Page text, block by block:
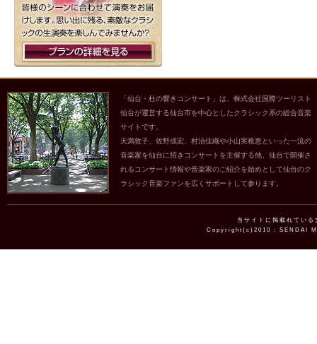
「仙台・杜の響きコンサート」は、株式会社国際ツーリスト
仙台が運営する仙台市を中心としたクラシック系の総合音楽
サイトです。
天満敦子、佐野成宏、村治佳織や小山実稚恵といった一流の
音楽家を仙台に招きコンサートを主催する他、仙台で開催さ
れるコンサート情報や音楽家のご紹介を始めとして仙台のク
ラシック音楽ファンを広くサポートして参ります。
当サイトに掲載れてい
Copyright(c)2010 : SENDAI